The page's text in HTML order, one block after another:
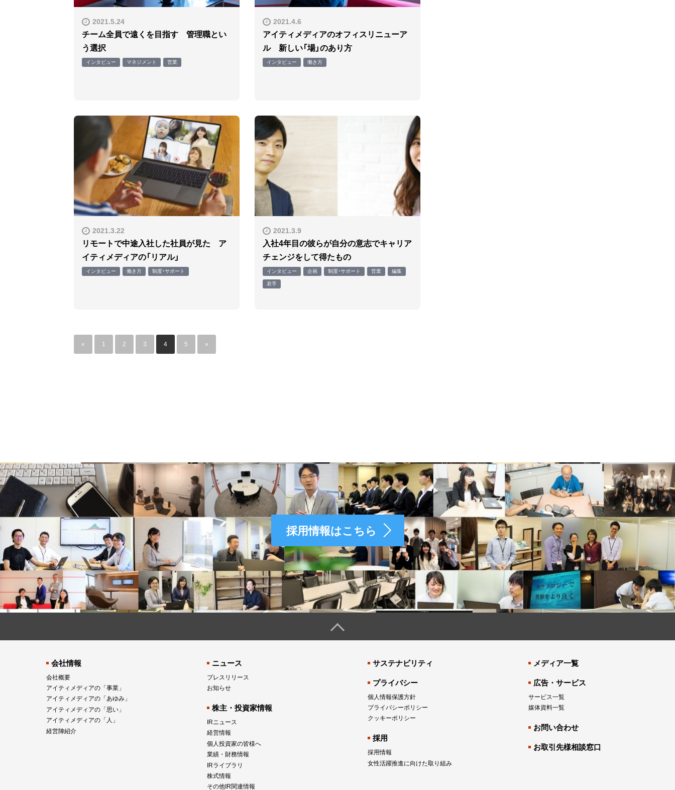
2021.5.24
チーム全員で遠くを目指す 管理職とい
う選択
インタビュー マネジメント 営業
2021.4.6
アイティメディアのオフィスリニューア
ル 新しい「場」のあり方
インタビュー 働き方
2021.3.22
リモートで中途入社した社員が見た ア
イティメディアの「リアル」
インタビュー 働き方 制度・サポート
2021.3.9
入社4年目の彼らが自分の意志でキャリア
チェンジをして得たもの
インタビュー 企画 制度・サポート 営業 編集
若手
« 1 2 3 4 5 »
採用情報はこちら
会社情報
会社概要
アイティメディアの「事業」
アイティメディアの「あゆみ」
アイティメディアの「思い」
アイティメディアの「人」
経営陣紹介
ニュース
プレスリリース
お知らせ
株主・投資家情報
IRニュース
経営情報
個人投資家の皆様へ
業績・財務情報
IRライブラリ
株式情報
その他IR関連情報
サステナビリティ
プライバシー
個人情報保護方針
プライバシーポリシー
クッキーポリシー
採用
採用情報
女性活躍推進に向けた取り組み
メディア一覧
広告・サービス
サービス一覧
媒体資料一覧
お問い合わせ
お取引先様相談窓口